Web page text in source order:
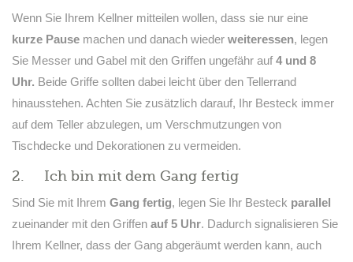
Wenn Sie Ihrem Kellner mitteilen wollen, dass sie nur eine
kurze Pause machen und danach wiederweiteressen, legen
Sie Messer und Gabel mit den Griffen ungefähr auf4 und 8
Uhr. Beide Griffe sollten dabei leicht über den Tellerrand
hinausstehen. Achten Sie zusätzlich darauf, Ihr Besteck immer
auf dem Teller abzulegen, um Verschmutzungen von
Tischdecke und Dekorationen zu vermeiden.
2. Ich bin mit dem Gang fertig
Sind Sie mit IhremGang fertig, legen Sie Ihr Besteck parallel
zueinander mit den Griffenauf 5 Uhr. Dadurch signalisieren Sie
Ihrem Kellner, dass der Gang abgeräumt werden kann, auch